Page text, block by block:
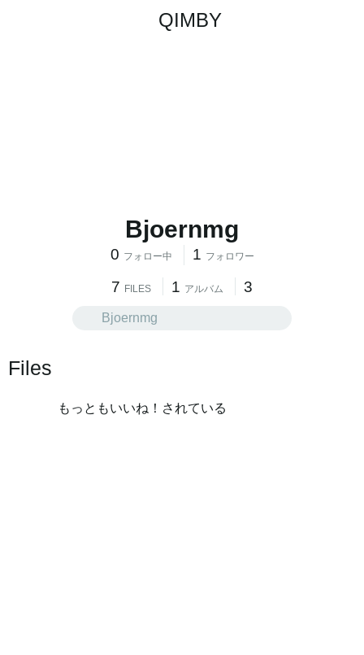
QIMBY
Bjoernmg
0 フォロー中 1 フォロワー
7 FILES 1 アルバム 3
Files
もっともいいね！されている